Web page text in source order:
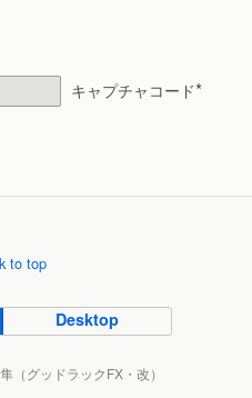
キャプチャコード*
to top
Desktop
（グッドラックFX・改）